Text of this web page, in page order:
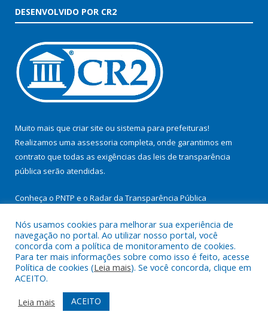
DESENVOLVIDO POR CR2
Muito mais que criar site ou sistema para prefeituras!
Realizamos uma assessoria completa, onde garantimos em
contrato que todas as exigências das leis de transparência
pública serão atendidas.
Conheça o PNTP e o Radar da Transparência Pública
Todos os direitos reservados a Prefeitura Municipal de
Itupiranga.
Mapa do Site
Acessar Área Administrativa
Acessar Webmail
Nós usamos cookies para melhorar sua experiência de
navegação no portal. Ao utilizar nosso portal, você
concorda com a política de monitoramento de cookies.
Para ter mais informações sobre como isso é feito, acesse
Política de cookies (Leia mais). Se você concorda, clique em
ACEITO.
Leia mais
ACEITO